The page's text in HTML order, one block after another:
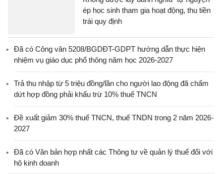
ép học sinh tham gia hoạt động, thu tiền
trái quy định
Đã có Công văn 5208/BGDĐT-GDPT hướng dẫn thực hiện
nhiệm vụ giáo dục phổ thông năm học 2026-2027
Trả thu nhập từ 5 triệu đồng/lần cho người lao động đã chấm
dứt hợp đồng phải khấu trừ 10% thuế TNCN
Đề xuất giảm 30% thuế TNCN, thuế TNDN trong 2 năm 2026-
2027
Đã có Văn bản hợp nhất các Thông tư về quản lý thuế đối với
hộ kinh doanh